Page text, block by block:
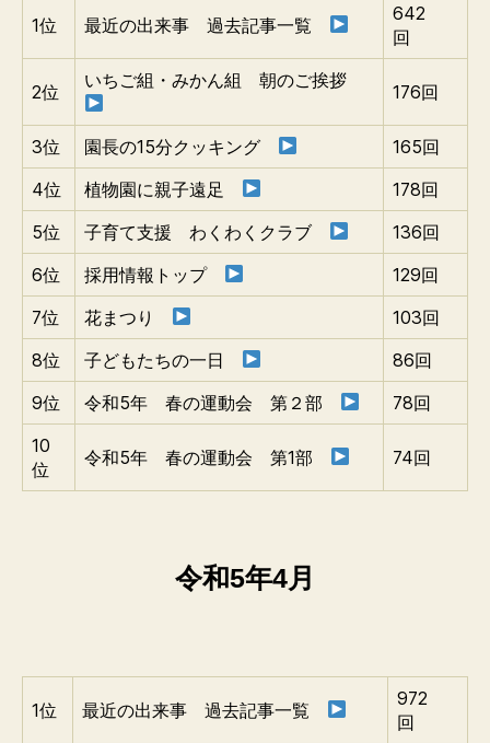
1位 最近の出来事 過去記事一覧
642
回
2位
いちご組・みかん組 朝のご挨拶
176回
3位 園長の15分クッキング
165回
4位
植物園に親子遠足
178回
5位
子育て支援 わくわくクラブ
136回
6位
採用情報トップ
129回
7位
花まつり
103回
8位
子どもたちの一日
86回
9位
令和5年 春の運動会 第２部
78回
10
位
令和5年 春の運動会 第1部 74回
令和5年4月
1位 最近の出来事 過去記事一覧
972
回